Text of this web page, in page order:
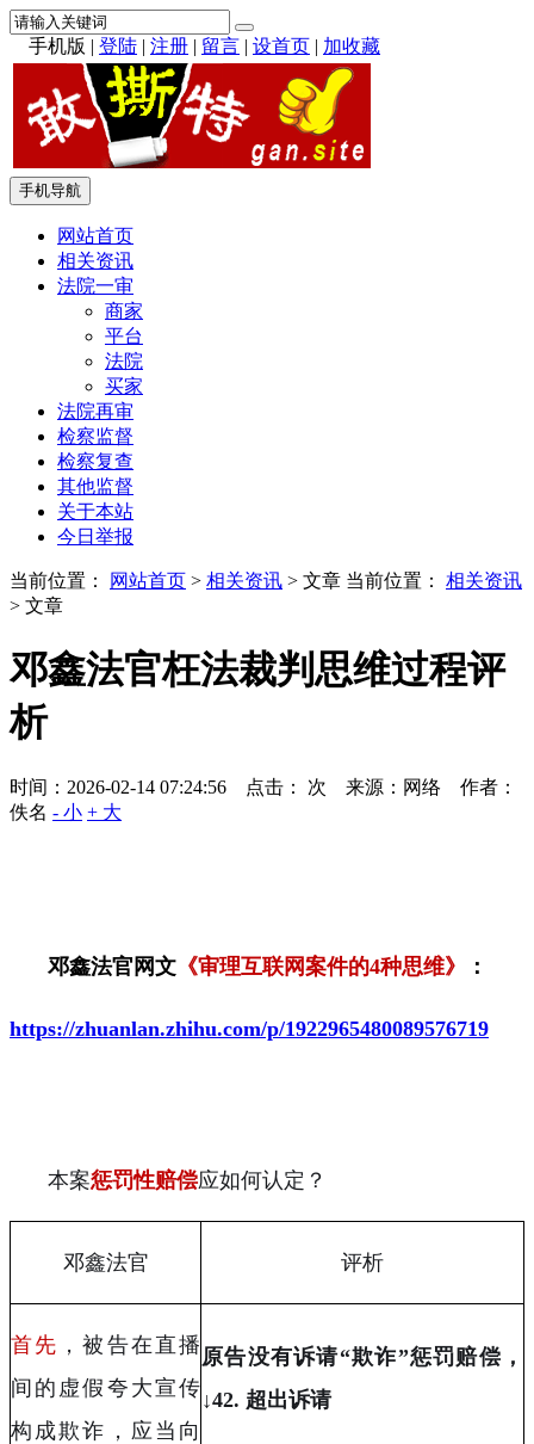
手机版 | 登陆 | 注册 | 留言 | 设首页 | 加收藏
手机导航
网站首页
相关资讯
法院一审
商家
平台
法院
买家
法院再审
检察监督
检察复查
其他监督
关于本站
今日举报
当前位置： 网站首页 > 相关资讯 > 文章 当前位置： 相关资讯
> 文章
邓鑫法官枉法裁判思维过程评
析
时间：2026-02-14 07:24:56 点击： 次 来源：网络 作者：
佚名 - 小 + 大
邓鑫法官网文 《审理互联网案件的4种思维》 ：
https://zhuanlan.zhihu.com/p/1922965480089576719
本案惩罚性赔偿应如何认定？
邓鑫法官 评析
首先 ，被告在直播
间的虚假夸大宣传
构成欺诈，应当向
原告没有诉请“欺诈”惩罚赔偿，
↓42. 超出诉请